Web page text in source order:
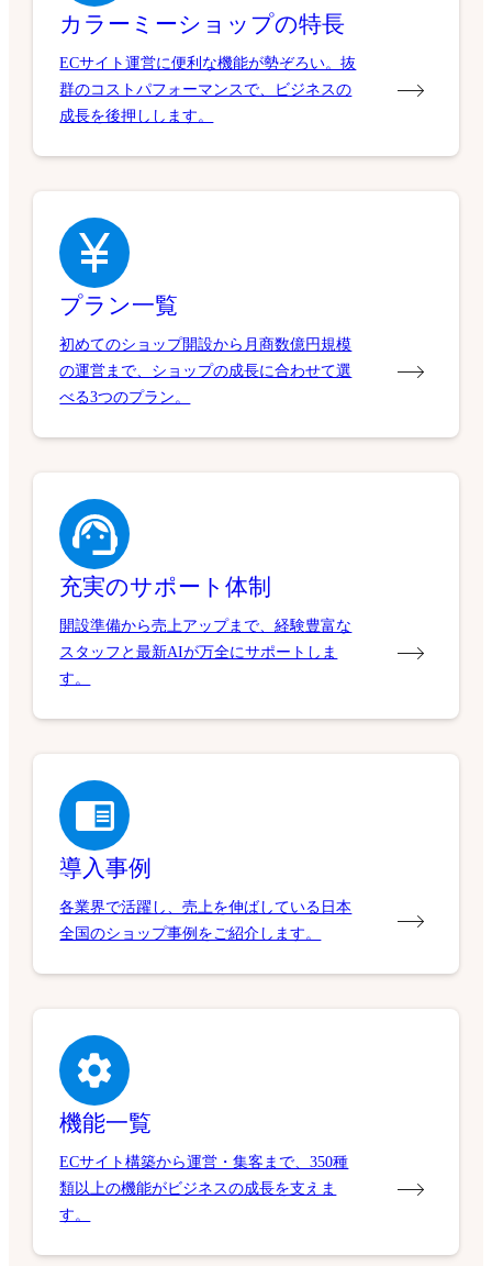
カラーミーショップの特長
ECサイト運営に便利な機能が勢ぞろい。抜
群のコストパフォーマンスで、ビジネスの
成長を後押しします。
プラン一覧
初めてのショップ開設から月商数億円規模
の運営まで、ショップの成長に合わせて選
べる3つのプラン。
充実のサポート体制
開設準備から売上アップまで、経験豊富な
スタッフと最新AIが万全にサポートしま
す。
導入事例
各業界で活躍し、売上を伸ばしている日本
全国のショップ事例をご紹介します。
機能一覧
ECサイト構築から運営・集客まで、350種
類以上の機能がビジネスの成長を支えま
す。